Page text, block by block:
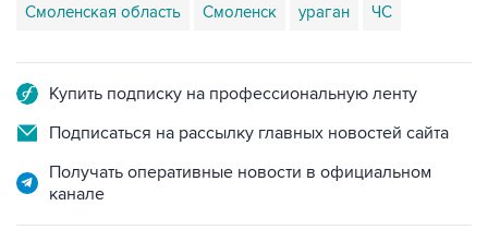
Смоленская область Смоленск ураган ЧС
Купить подписку на профессиональную ленту
Подписаться на рассылку главных новостей сайта
Получать оперативные новости в официальном
канале